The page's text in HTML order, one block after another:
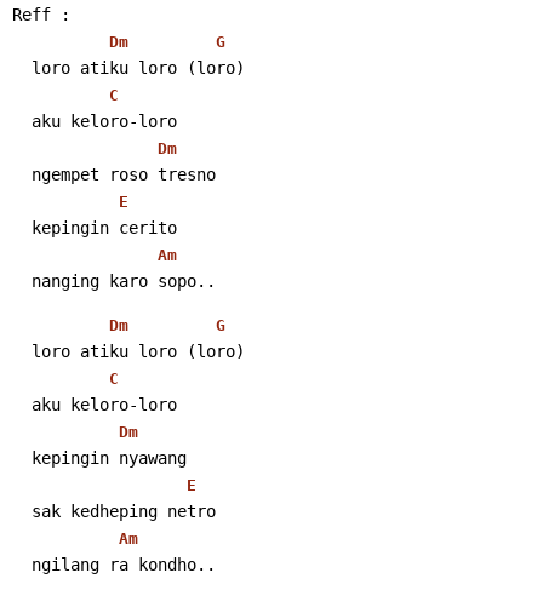
Reff :
Dm G
  loro atiku loro (loro)
C
  aku keloro-loro
Dm
  ngempet roso tresno
E
  kepingin cerito
Am
  nanging karo sopo..
Dm G
  loro atiku loro (loro)
C
  aku keloro-loro
Dm
  kepingin nyawang
E
  sak kedheping netro
Am
  ngilang ra kondho..